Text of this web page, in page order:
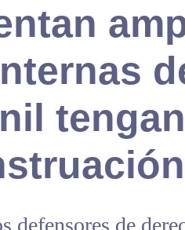
tengan
defensores de